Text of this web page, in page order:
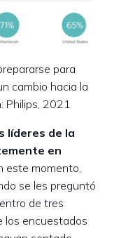
para
cambio hacia la
Philips, 2021
líderes de la
en
este momento,
se les preguntó
de tres
los encuestados